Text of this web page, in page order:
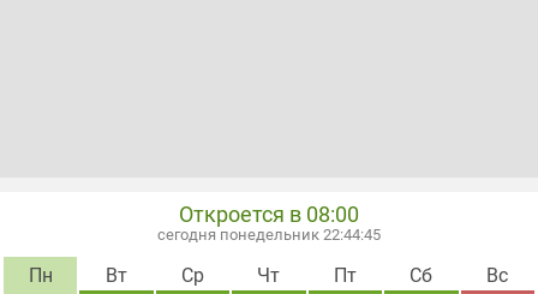
Откроется в 08:00
сегодня понедельник 22:44:46
Пн Вт Ср Чт Пт Сб Вс